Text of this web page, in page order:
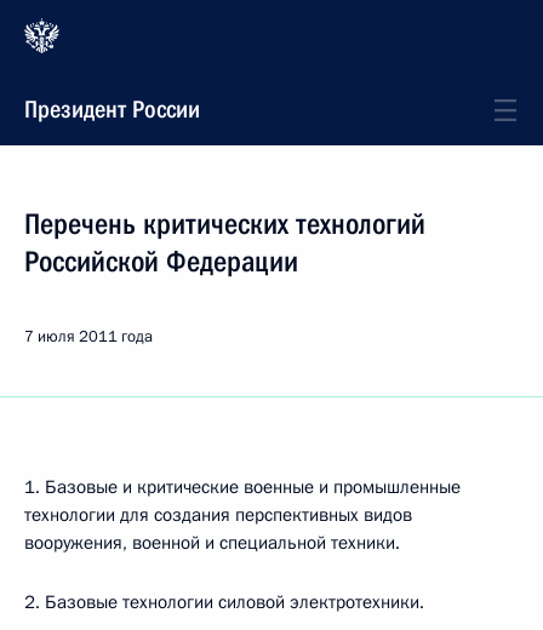
Президент России
Перечень критических технологий
Российской Федерации
7 июля 2011 года
1. Базовые и критические военные и промышленные
технологии для создания перспективных видов
вооружения, военной и специальной техники.
2. Базовые технологии силовой электротехники.